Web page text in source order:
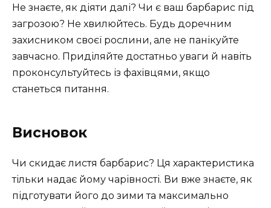
Не знаєте, як діяти далі? Чи є ваш барбарис під
загрозою? Не хвилюйтесь. Будь доречним
захисником своєї рослини, але не панікуйте
завчасно. Приділяйте достатньо уваги й навіть
проконсультуйтесь із фахівцями, якщо
станеться питання.
Висновок
Чи скидає листя барбарис? Ця характеристика
тільки надає йому чарівності. Ви вже знаєте, як
підготувати його до зими та максимально